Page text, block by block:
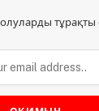
тұрақты